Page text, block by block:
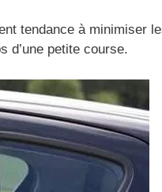
tendance à minimiser
d’une petite course.